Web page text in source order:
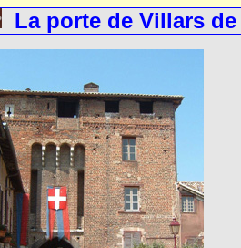
La porte de Villars